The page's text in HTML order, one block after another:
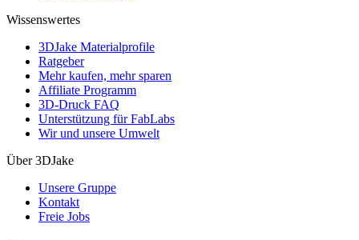
Wissenswertes
3DJake Materialprofile
Ratgeber
Mehr kaufen, mehr sparen
Affiliate Programm
3D-Druck FAQ
Unterstützung für FabLabs
Wir und unsere Umwelt
Über 3DJake
Unsere Gruppe
Kontakt
Freie Jobs